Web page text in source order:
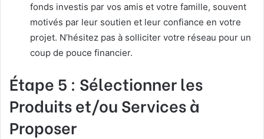
fonds investis par vos amis et votre famille, souvent
motivés par leur soutien et leur confiance en votre
projet. N’hésitez pas à solliciter votre réseau pour un
coup de pouce financier.
Étape 5 : Sélectionner les
Produits et/ou Services à
Proposer